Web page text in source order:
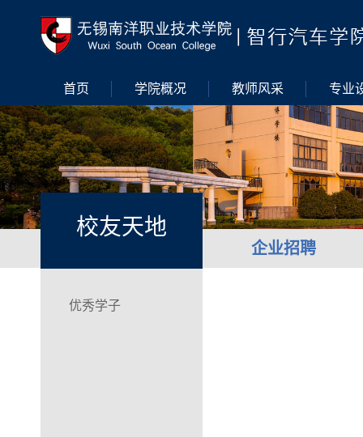
首页 学院概况 教师风采 专业
校友天地
企业招聘
优秀学子